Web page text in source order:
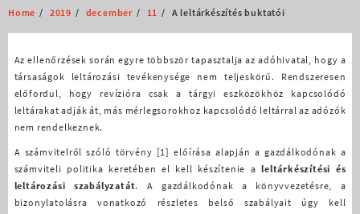
Home 2019 december 11 A leltárkészítés buktatói
Az ellenőrzések során egyre többször tapasztalja az adóhivatal, hogy a
társaságok leltározási tevékenysége nem teljeskörű. Rendszeresen
előfordul, hogy revízióra csak a tárgyi eszközökhöz kapcsolódó
leltárakat adják át, más mérlegsorokhoz kapcsolódó leltárral az adózók
nem rendelkeznek.
A számvitelről szóló törvény [1] előírása alapján a gazdálkodónak a
számviteli politika keretében el kell készítenie aleltárkészítési és
leltározási szabályzatát. A gazdálkodónak a könyvvezetésre, a
bizonylatolásra vonatkozó részletes belső szabályait úgy kell